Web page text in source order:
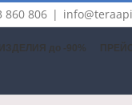
860 806 |
до -90%